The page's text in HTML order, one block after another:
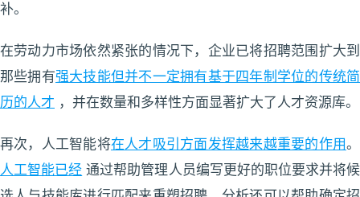
补。
在劳动力市场依然紧张的情况下，企业已将招聘范围扩大到
那些拥有强大技能但并不一定拥有基于四年制学位的传统简
历的人才 ，并在数量和多样性方面显著扩大了人才资源库。
再次，人工智能将在人才吸引方面发挥越来越重要的作用。
人工智能已经 通过帮助管理人员编写更好的职位要求并将候